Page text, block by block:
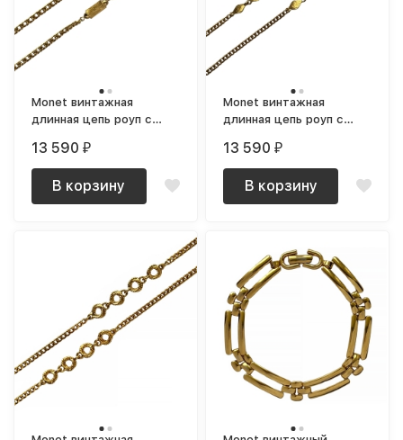
Monet винтажная
длинная цепь роуп с
позолоченная
13 590 ₽
В корзину
Monet винтажная
длинная цепь роуп с
позолоченная
13 590 ₽
В корзину